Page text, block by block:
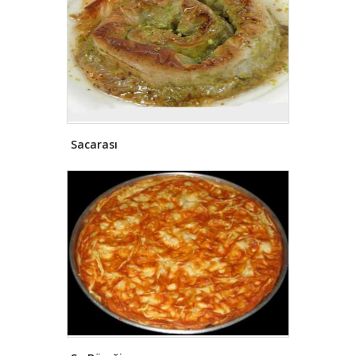
Müslüman olduktan sonra özellikle
Anadolu'ya yönelmelerindeki temel
gaye Hz. Peygamber (s.a.v)’in
Konstantiniyye (İstanbul)’nin fethine
dair müjdelere mazhar olabilme
hedefleri olmuştur. Konya'nın
fethedilmesiyle birlikte kentte İslâm
kültürünün etkili olduğu dönem
başlamıştır.
dönemlerde, şehrin Bizans eyaleti
olarak varlığını sürdürdüğü
bilinmektedir. 1071 Malazgirt
zaferinden sonraki süreçte Selçuklu
Sultanı Kutalmışoğlu Süleyman Şah
tarafından fethedilen Konya,
Anadolu Selçuklu Devletinin başkenti
İznik'in 1097 yılında 1. Haçlı Seferi ile
kaybedilmesi üzerine başkent
yapılmıştır. Konya, bu tarihten 1307
yılına kadar aralıksız bir şekilde
Anadolu Selçuklu Devletinin başkenti
Sacarası